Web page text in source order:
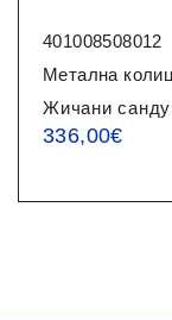
401008508012
Метална
Жичани
336,00€